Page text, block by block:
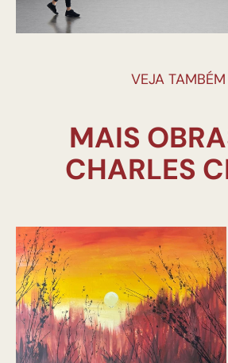
VEJA TAMBÉM
MAIS